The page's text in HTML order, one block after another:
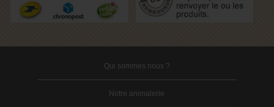
Qui sommes nous ?
Notre animalerie